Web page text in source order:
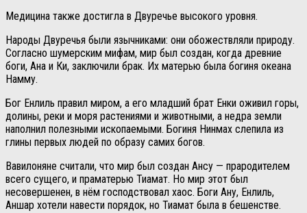
Медицина также достигла в Двуречье высокого уровня.
Народы Двуречья были язычниками: они обожествляли природу.
Согласно шумерским мифам, мир был создан, когда древние
боги, Ана и Ки, заключили брак. Их матерью была богиня океана
Намму.
Бог Енлиль правил миром, а его младший брат Енки оживил горы,
долины, реки и моря растениями и животными, а недра земли
наполнил полезными ископаемыми. Богиня Нинмах слепила из
глины первых людей по образу самих богов.
Вавилоняне считали, что мир был создан Ансу — прародителем
всего сущего, и праматерью Тиамат. Но мир этот был
несовершенен, в нём господствовал хаос. Боги Ану, Енлиль,
Аншар хотели навести порядок, но Тиамат была в бешенстве.